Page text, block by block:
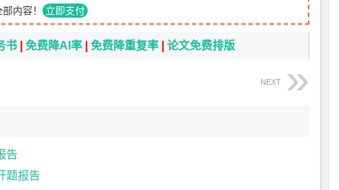
内容！ 立即支付
书 免费降AI率 免费降重复率 论文免费排版
NEXT
告
题报告